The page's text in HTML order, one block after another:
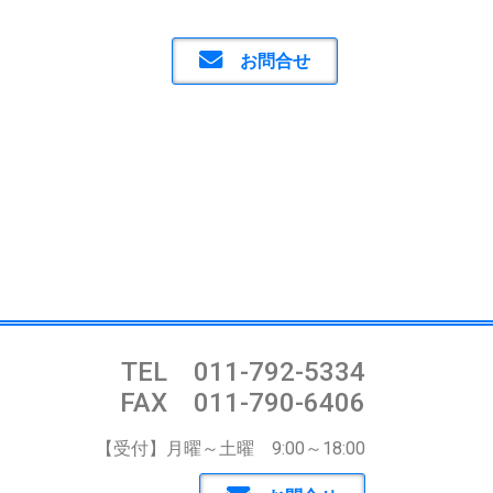
お問合せ
TEL 011-792-5334
FAX 011-790-6406
【受付】月曜～土曜 9:00～18:00